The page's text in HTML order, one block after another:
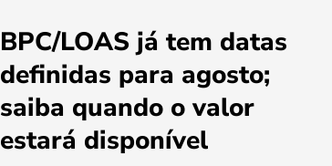
BPC/LOAS já tem datas
definidas para agosto;
saiba quando o valor
estará disponível